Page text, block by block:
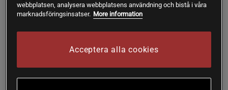
Genom tiderna har saffran inte bara varit en uppskattad
smaksättare och läkeväxt. Den har också använts som ett
andligt föremål i rökelse och doftoljor för kungar och rituella
brukade bada i mjölk med saffran för att bevara sin
webbplatsen, analysera webbplatsens användning och bistå i våra
marknadsföringsinsatser. More information
Acceptera alla cookies